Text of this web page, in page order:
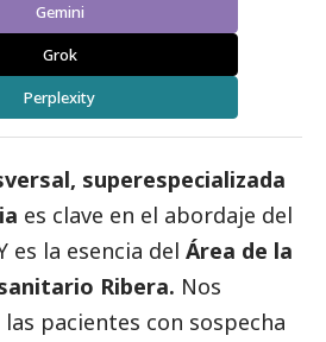
Gemini
Grok
Perplexity
superespecializada
es clave en el abordaje del
es la esencia del Área de la
Ribera. Nos
pacientes con sospecha